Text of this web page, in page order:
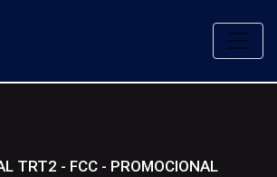
TRT2 - FCC - PROMOCIONAL